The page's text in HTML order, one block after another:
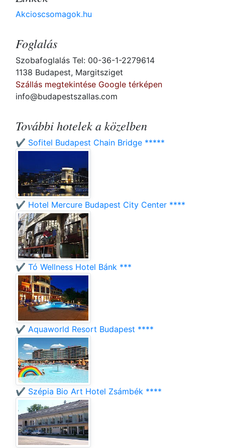
Akcioscsomagok.hu
Foglalás
Szobafoglalás Tel: 00-36-1-2279614
1138 Budapest, Margitsziget
Szállás megtekintése Google térképen
info@budapestszallas.com
További hotelek a közelben
✔️ Sofitel Budapest Chain Bridge *****
✔️ Hotel Mercure Budapest City Center ****
✔️ Tó Wellness Hotel Bánk ***
✔️ Aquaworld Resort Budapest ****
✔️ Szépia Bio Art Hotel Zsámbék ****